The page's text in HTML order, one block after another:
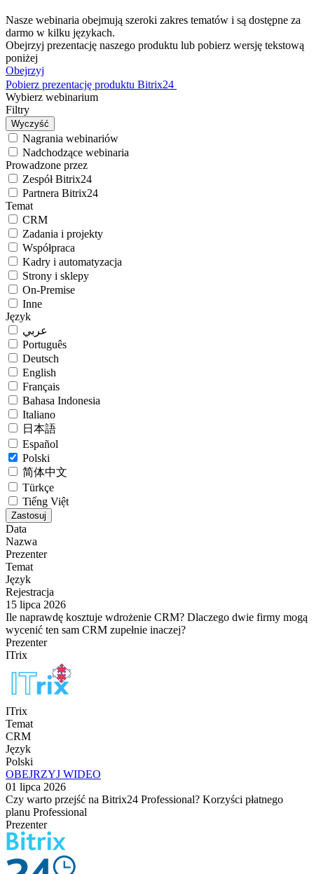
Nasze webinaria obejmują szeroki zakres tematów i są dostępne za
darmo w kilku językach.
Obejrzyj prezentację naszego produktu lub pobierz wersję tekstową
poniżej
Obejrzyj
Pobierz prezentację produktu Bitrix24
Wybierz webinarium
Filtry
Nagrania webinariów
Nadchodzące webinaria
Prowadzone przez
Zespół Bitrix24
Partnera Bitrix24
Temat
CRM
Zadania i projekty
Współpraca
Kadry i automatyzacja
Strony i sklepy
On-Premise
Inne
Język
عربي
Português
Deutsch
English
Français
Bahasa Indonesia
Italiano
日本語
Español
Polski
简体中文
Türkçe
Tiếng Việt
Data
Nazwa
Prezenter
Temat
Język
Rejestracja
15 lipca 2026
Ile naprawdę kosztuje wdrożenie CRM? Dlaczego dwie firmy mogą
wycenić ten sam CRM zupełnie inaczej?
Prezenter
ITrix
ITrix
Temat
CRM
Język
Polski
OBEJRZYJ WIDEO
01 lipca 2026
Czy warto przejść na Bitrix24 Professional? Korzyści płatnego
planu Professional
Prezenter